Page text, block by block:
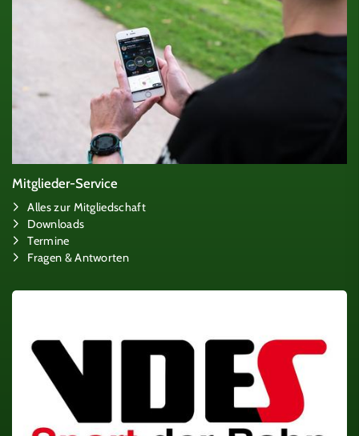
Mitglieder-Service
Alles zur Mitgliedschaft
Downloads
Termine
Fragen & Antworten